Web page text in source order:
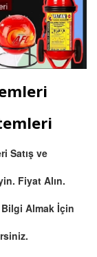
Satış ve
Fiyat Alın.
Almak İçin